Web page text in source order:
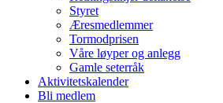
Styret
Æresmedlemmer
Tormodprisen
Våre løyper og anlegg
Gamle seterråk
Aktivitetskalender
Bli medlem